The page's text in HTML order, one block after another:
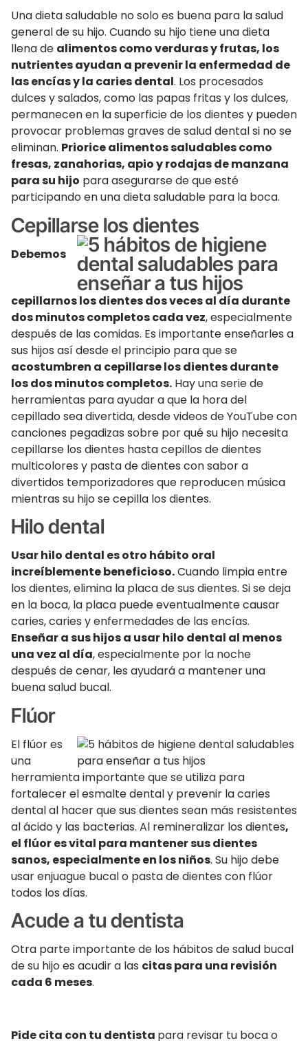
Una dieta saludable no solo es buena para la salud
general de su hijo. Cuando su hijo tiene una dieta
llena de alimentos como verduras y frutas, los
nutrientes ayudan a prevenir la enfermedad de
las encías y la caries dental. Los procesados ​​
dulces y salados, como las papas fritas y los dulces,
permanecen en la superficie de los dientes y pueden
provocar problemas graves de salud dental si no se
eliminan. Priorice alimentos saludables como
fresas, zanahorias, apio y rodajas de manzana
para su hijo para asegurarse de que esté
participando en una dieta saludable para la boca.
Cepillarse los dientes
Debemos
cepillarnos los dientes dos veces al día durante
dos minutos completos cada vez, especialmente
después de las comidas. Es importante enseñarles a
sus hijos así desde el principio para que se
acostumbren a cepillarse los dientes durante
los dos minutos completos. Hay una serie de
herramientas para ayudar a que la hora del
cepillado sea divertida, desde videos de YouTube con
canciones pegadizas sobre por qué su hijo necesita
cepillarse los dientes hasta cepillos de dientes
multicolores y pasta de dientes con sabor a
divertidos temporizadores que reproducen música
mientras su hijo se cepilla los dientes.
Hilo dental
Usar hilo dental es otro hábito oral
increíblemente beneficioso.Cuando limpia entre
los dientes, elimina la placa de sus dientes. Si se deja
en la boca, la placa puede eventualmente causar
caries, caries y enfermedades de las encías.
Enseñar a sus hijos a usar hilo dental al menos
una vez al día, especialmente por la noche
después de cenar, les ayudará a mantener una
buena salud bucal.
Flúor
El flúor es
una
herramienta importante que se utiliza para
fortalecer el esmalte dental y prevenir la caries
dental al hacer que sus dientes sean más resistentes
al ácido y las bacterias. Al remineralizar los dientes,
el flúor es vital para mantener sus dientes
sanos, especialmente en los niños. Su hijo debe
usar enjuague bucal o pasta de dientes con flúor
todos los días.
Acude a tu dentista
Otra parte importante de los hábitos de salud bucal
de su hijo es acudir a las citas para una revisión
cada 6 meses.
Pide cita con tu dentista para revisar tu boca o